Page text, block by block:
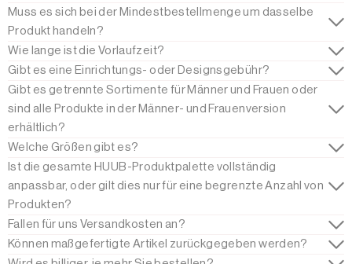
Muss es sich bei der Mindestbestellmenge um dasselbe
Produkt handeln?
Wie lange ist die Vorlaufzeit?
Gibt es eine Einrichtungs- oder Designsgebühr?
Gibt es getrennte Sortimente für Männer und Frauen oder
sind alle Produkte in der Männer- und Frauenversion
erhältlich?
Welche Größen gibt es?
Ist die gesamte HUUB-Produktpalette vollständig
anpassbar, oder gilt dies nur für eine begrenzte Anzahl von
Produkten?
Fallen für uns Versandkosten an?
Können maßgefertigte Artikel zurückgegeben werden?